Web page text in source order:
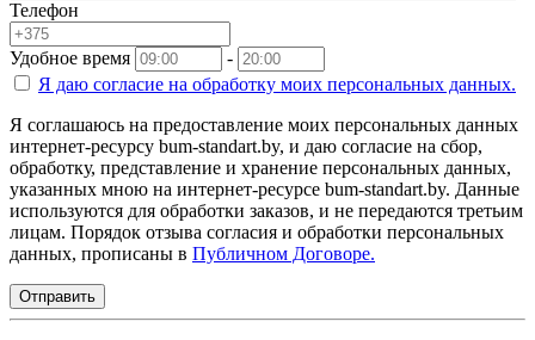
Телефон
Удобное время
-
Я даю согласие на обработку моих персональных данных.
Я соглашаюсь на предоставление моих персональных данных
интернет-ресурсу bum-standart.by, и даю согласие на сбор,
обработку, представление и хранение персональных данных,
указанных мною на интернет-ресурсе bum-standart.by. Данные
используются для обработки заказов, и не передаются третьим
лицам. Порядок отзыва согласия и обработки персональных
данных, прописаны в Публичном Договоре.
Отправить